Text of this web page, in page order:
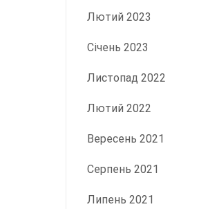
Лютий 2023
Січень 2023
Листопад 2022
Лютий 2022
Вересень 2021
Серпень 2021
Липень 2021